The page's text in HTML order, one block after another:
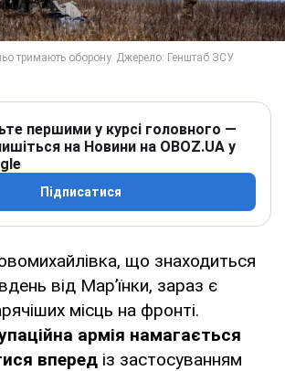
першими у курсі головного —
на Новини на OBOZ.UA у
Підписатися
що знаходиться
від Мар’їнки, зараз є
місць на фронті.
армія намагається
вперед із застосуванням